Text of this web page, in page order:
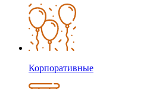
Корпоративные